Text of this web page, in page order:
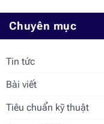
Chuyên mục
Tin tức
Bài viết
Tiêu chuẩn kỹ thuật